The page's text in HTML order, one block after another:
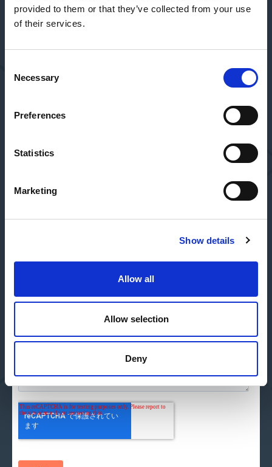
provided to them or that they’ve collected from your use
of their services.
Selection
Necessary
Preferences
Statistics
Marketing
Show details
Allow all
Allow selection
Deny